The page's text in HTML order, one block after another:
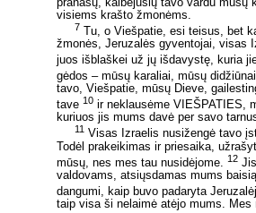
visiems krašto žmonėms.
7 Tu, o Viešpatie, esi teisus, bet
žmonės, Jeruzalės gyventojai, visas
juos išblaškei už jų išdavystę, kuria
gėdos – mūsų karaliai, mūsų
tavo, Viešpatie, mūsų Dieve,
tave 10 ir neklausėme VIEŠPATIES,
kuriuos jis mums davė per savo
11 Visas Izraelis nusižengė tavo
Todėl prakeikimas ir priesaika,
mūsų, nes mes tau nusidėjome. 12
valdovams, atsiųsdamas mums
dangumi, kaip buvo padaryta
taip visa ši nelaimė atėjo mums.